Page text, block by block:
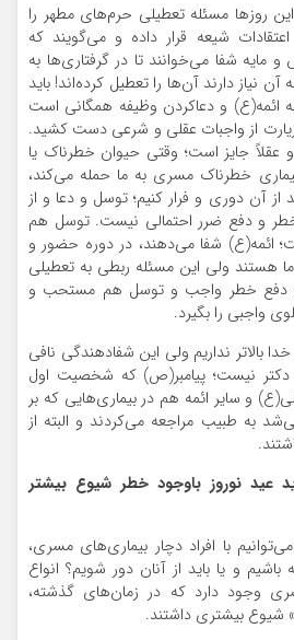
روزها مسئله تعطیلی حرم‌های مطهر را
شیعه قرار داده و می‌گویند که
مایه شفا می‌خوانند تا در گرفتاری‌ها به
آن نیاز دارند آن‌ها را تعطیل کرده‌اند! باید
ائمه(ع) و دعاکردن وظیفه همگانی است
از واجبات عقلی و شرعی دست کشید.
عقلاً جایز است؛ وقتی حیوان خطرناک یا
خطرناک مسری به ما حمله می‌کند،
آن دوری و فرار کنیم؛ توسل و دعا و از
خطر و دفع ضرر احتمالی نیست. توسل هم
ائمه(ع) شفا می‌دهند، در دوره حضور و
هستند ولی این مسئله ربطی به تعطیلی
دفع خطر واجب و توسل هم مستحب و
واجبی را بگیرد.
بالاتر نداریم ولی این شفادهندگی نافی
دکتر نیست؛ پیامبر(ص) که شخصیت اول
و سایر ائمه هم در بیماری‌هایی که بر
به طبیب مراجعه می‌کردند و البته از
عید نوروز باوجود خطر شیوع بیشتر
با افراد دچار بیماری‌های مسری،
و یا باید از آنان دور شویم؟ انواع
وجود دارد که در زمان‌های گذشته،
شیوع بیشتری داشتند.